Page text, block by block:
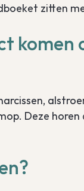
zitten
komen
Deze